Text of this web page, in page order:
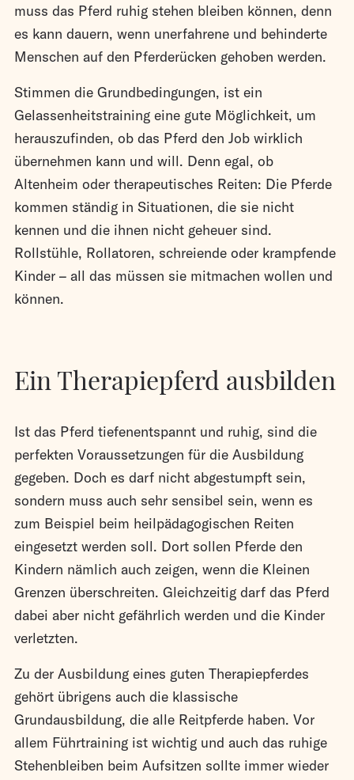
muss das Pferd ruhig stehen bleiben können, denn
es kann dauern, wenn unerfahrene und behinderte
Menschen auf den Pferderücken gehoben werden.
Stimmen die Grundbedingungen, ist ein
Gelassenheitstraining eine gute Möglichkeit, um
herauszufinden, ob das Pferd den Job wirklich
übernehmen kann und will. Denn egal, ob
Altenheim oder therapeutisches Reiten: Die Pferde
kommen ständig in Situationen, die sie nicht
kennen und die ihnen nicht geheuer sind.
Rollstühle, Rollatoren, schreiende oder krampfende
Kinder – all das müssen sie mitmachen wollen und
können.
Ein Therapiepferd ausbilden
Ist das Pferd tiefenentspannt und ruhig, sind die
perfekten Voraussetzungen für die Ausbildung
gegeben. Doch es darf nicht abgestumpft sein,
sondern muss auch sehr sensibel sein, wenn es
zum Beispiel beim heilpädagogischen Reiten
eingesetzt werden soll. Dort sollen Pferde den
Kindern nämlich auch zeigen, wenn die Kleinen
Grenzen überschreiten. Gleichzeitig darf das Pferd
dabei aber nicht gefährlich werden und die Kinder
verletzten.
Zu der Ausbildung eines guten Therapiepferdes
gehört übrigens auch die klassische
Grundausbildung, die alle Reitpferde haben. Vor
allem Führtraining ist wichtig und auch das ruhige
Stehenbleiben beim Aufsitzen sollte immer wieder